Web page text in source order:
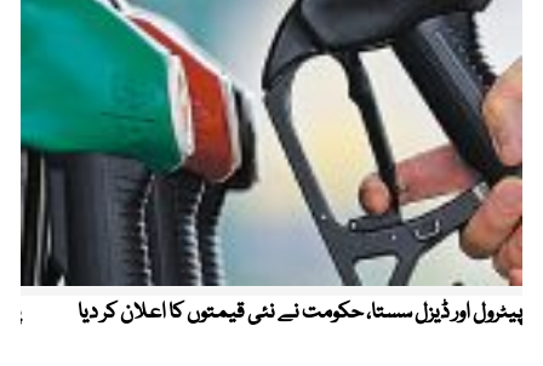
پیٹرول اور ڈیزل سستا، حکومت نے نئی قیمتوں کا اعلان کر دیا